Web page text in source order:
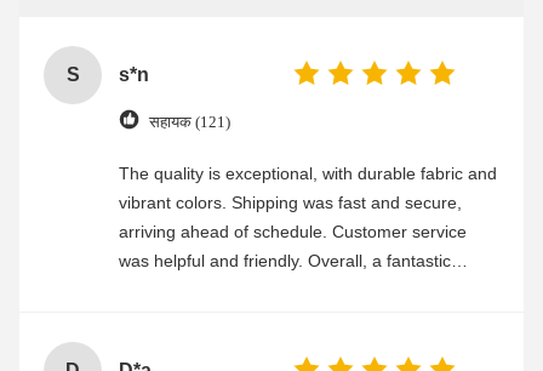
S s*n
सहायक (121)
The quality is exceptional, with durable fabric and
vibrant colors. Shipping was fast and secure,
arriving ahead of schedule. Customer service
was helpful and friendly. Overall, a fantastic